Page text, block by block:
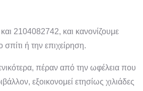
2104082742, και κανονίζουμε
ή την επιχείρηση.
πέραν από την ωφέλεια που
εξοικονομεί ετησίως χιλιάδες